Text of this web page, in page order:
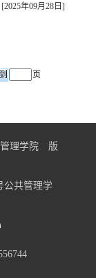
[2025年09月28日]
页
管理学院 版
公共管理学